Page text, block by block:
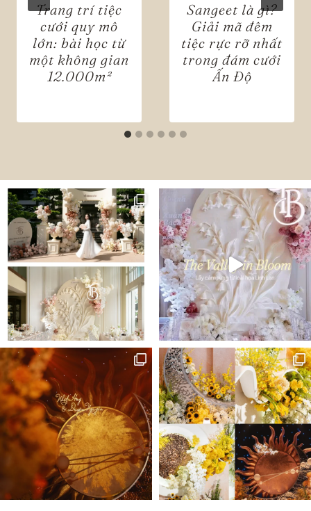
Trang trí tiệc
cưới quy mô
lớn: bài học từ
một không gian
12.000m²
Sangeet là gì?
Giải mã đêm
tiệc rực rỡ nhất
trong đám cưới
Ấn Độ